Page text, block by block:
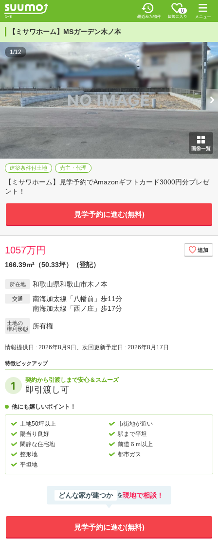
0
【ミサワホーム】MSガーデン木ノ本
1/12
建築条件付土地 売主・代理
【ミサワホーム】見学予約でAmazonギフトカード3000円分プレゼ
ント！
見学予約に進む(無料)
1057万円
166.39m²（50.33坪）（登記）
所在地 和歌山県和歌山市木ノ本
交通
南海加太線「八幡前」歩11分
南海加太線「西ノ庄」歩17分
土地の
権利形態
所有権
情報提供日 : 2026年8月9日、次回更新予定日 : 2026年8月17日
特徴ピックアップ
契約から引渡しまで安心＆スムーズ
即引渡し可
他にも嬉しいポイント！
土地50坪以上
市街地が近い
陽当り良好
駅まで平坦
閑静な住宅地
前道６ｍ以上
整形地
都市ガス
平坦地
どんな家が建つか を現地で相談！
見学予約に進む(無料)